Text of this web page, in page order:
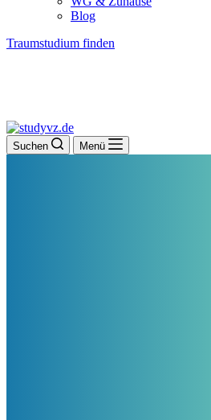
Blog
Traumstudium finden
Suchen Menü